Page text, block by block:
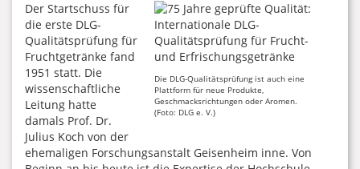
Die DLG-Qualitätsprüfung ist auch eine
Plattform für neue Produkte,
Geschmacksrichtungen oder Aromen.
(Foto: DLG e. V.)
Der Startschuss für
die erste DLG-
Qualitätsprüfung für
Fruchtgetränke fand
1951 statt. Die
wissenschaftliche
Leitung hatte
damals Prof. Dr.
Julius Koch von der
ehemaligen Forschungsanstalt Geisenheim inne. Von